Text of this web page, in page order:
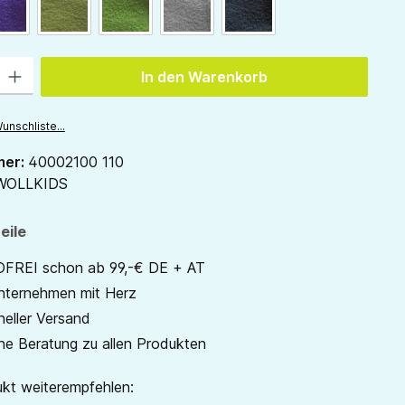
ist zurzeit nicht verfügbar.)
pflaume waldgrüngras hellgrau anthrazit
In den Warenkorb
40002100 110
schon ab 99,-€ DE + AT
mit Herz
Versand
Beratung zu allen Produkten
weiterempfehlen: